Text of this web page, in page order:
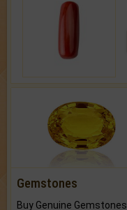
Gemstones